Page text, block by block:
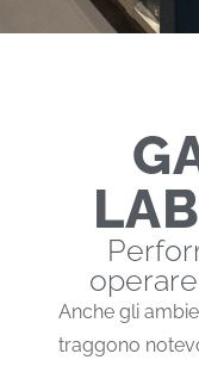
GARAGE E
Anche gli
traggono